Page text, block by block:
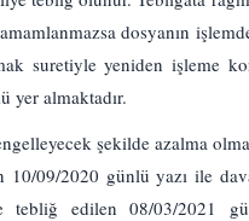
dosyanın
suretiyle yeniden işleme
yer almaktadır.
şekilde azalma
09/2020 günlü yazı ile
tebliğ edilen 08/03/2021